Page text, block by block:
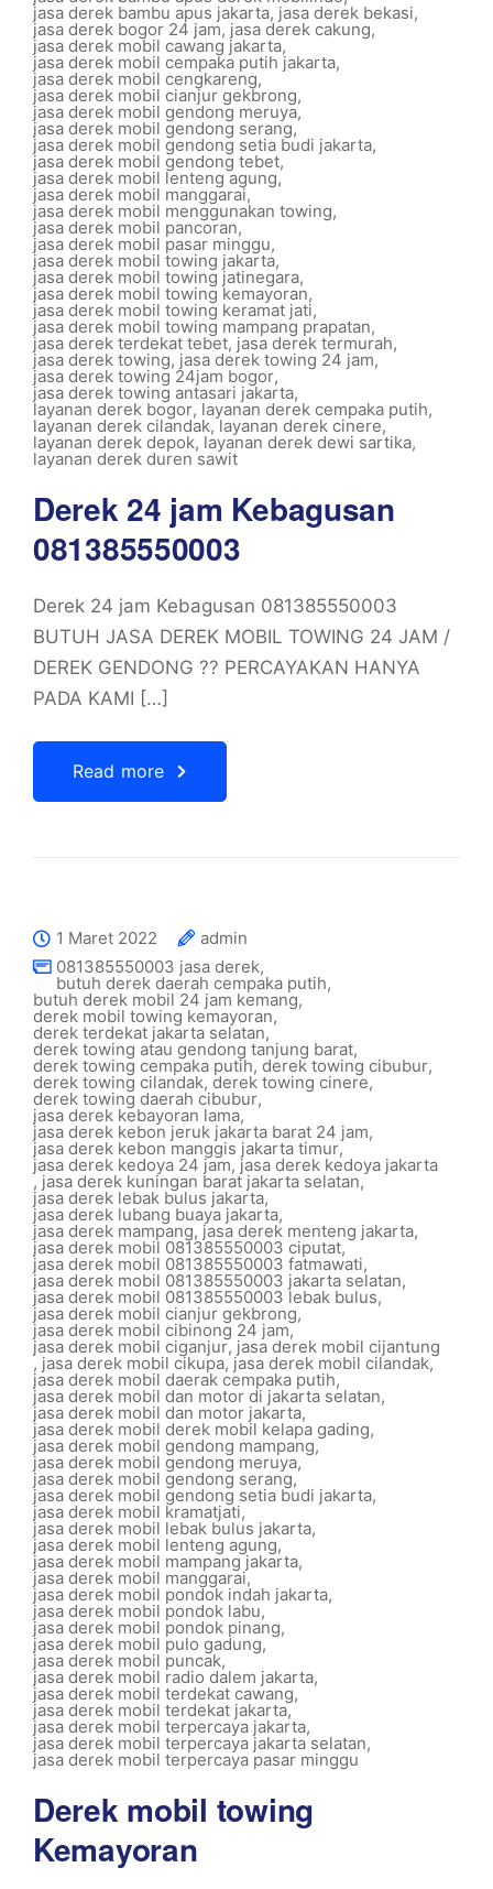
jasa derek bambu apus jakarta, jasa derek bekasi,
jasa derek bogor 24 jam, jasa derek cakung,
jasa derek mobil cawang jakarta,
jasa derek mobil cempaka putih jakarta,
jasa derek mobil cengkareng,
jasa derek mobil cianjur gekbrong,
jasa derek mobil gendong meruya,
jasa derek mobil gendong serang,
jasa derek mobil gendong setia budi jakarta,
jasa derek mobil gendong tebet,
jasa derek mobil lenteng agung,
jasa derek mobil manggarai,
jasa derek mobil menggunakan towing,
jasa derek mobil pancoran,
jasa derek mobil pasar minggu,
jasa derek mobil towing jakarta,
jasa derek mobil towing jatinegara,
jasa derek mobil towing kemayoran,
jasa derek mobil towing keramat jati,
jasa derek mobil towing mampang prapatan,
jasa derek terdekat tebet, jasa derek termurah,
jasa derek towing, jasa derek towing 24 jam,
jasa derek towing 24jam bogor,
jasa derek towing antasari jakarta,
layanan derek bogor, layanan derek cempaka putih,
layanan derek cilandak,layanan derek cinere,
layanan derek depok, layanan derek dewi sartika,
layanan derek duren sawit
Derek 24 jam Kebagusan
081385550003
Derek 24 jam Kebagusan 081385550003
BUTUH JASA DEREK MOBIL TOWING 24 JAM /
DEREK GENDONG ?? PERCAYAKAN HANYA
PADA KAMI […]
Read more
1 Maret 2022
admin
081385550003 jasa derek,
butuh derek daerah cempaka putih,
butuh derek mobil 24 jam kemang,
derek mobil towing kemayoran,
derek terdekat jakarta selatan,
derek towing atau gendong tanjung barat,
derek towing cempaka putih, derek towing cibubur,
derek towing cilandak, derek towing cinere,
derek towing daerah cibubur,
jasa derek kebayoran lama,
jasa derek kebon jeruk jakarta barat 24 jam,
jasa derek kebon manggis jakarta timur,
jasa derek kedoya 24 jam, jasa derek kedoya jakarta
, jasa derek kuningan barat jakarta selatan,
jasa derek lebak bulus jakarta,
jasa derek lubang buaya jakarta,
jasa derek mampang, jasa derek menteng jakarta,
jasa derek mobil 081385550003 ciputat,
jasa derek mobil 081385550003 fatmawati,
jasa derek mobil 081385550003 jakarta selatan,
jasa derek mobil 081385550003 lebak bulus,
jasa derek mobil cianjur gekbrong,
jasa derek mobil cibinong 24 jam,
jasa derek mobil ciganjur, jasa derek mobil cijantung
, jasa derek mobil cikupa, jasa derek mobil cilandak,
jasa derek mobil daerak cempaka putih,
jasa derek mobil dan motor di jakarta selatan,
jasa derek mobil dan motor jakarta,
jasa derek mobil derek mobil kelapa gading,
jasa derek mobil gendong mampang,
jasa derek mobil gendong meruya,
jasa derek mobil gendong serang,
jasa derek mobil gendong setia budi jakarta,
jasa derek mobil kramatjati,
jasa derek mobil lebak bulus jakarta,
jasa derek mobil lenteng agung,
jasa derek mobil mampang jakarta,
jasa derek mobil manggarai,
jasa derek mobil pondok indah jakarta,
jasa derek mobil pondok labu,
jasa derek mobil pondok pinang,
jasa derek mobil pulo gadung,
jasa derek mobil puncak,
jasa derek mobil radio dalem jakarta,
jasa derek mobil terdekat cawang,
jasa derek mobil terdekat jakarta,
jasa derek mobil terpercaya jakarta,
jasa derek mobil terpercaya jakarta selatan,
jasa derek mobil terpercaya pasar minggu
Derek mobil towing
Kemayoran